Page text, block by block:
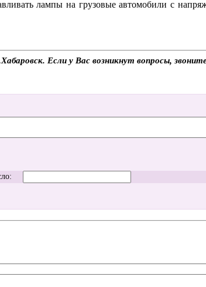
лампы на грузовые автомобили с
Если у Вас возникнут вопросы,